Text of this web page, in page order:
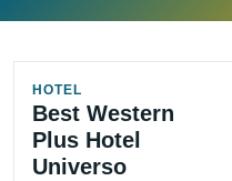
HOTEL
Best Western
Plus Hotel
Universo